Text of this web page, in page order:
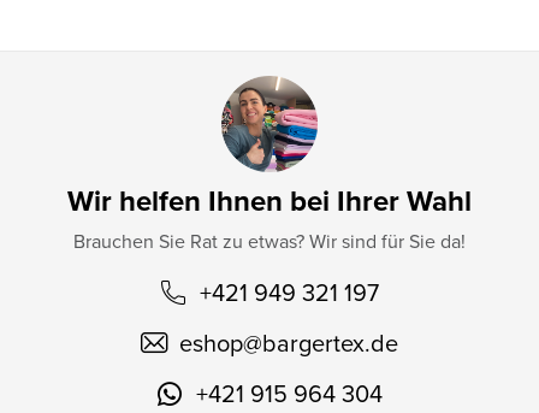
Wir helfen Ihnen bei Ihrer Wahl
Brauchen Sie Rat zu etwas? Wir sind für Sie da!
+421 949 321 197
eshop@bargertex.de
+421 915 964 304